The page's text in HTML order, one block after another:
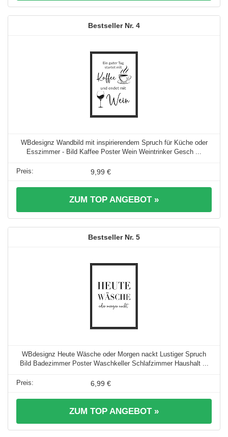
4
WBdesignz Wandbild mit inspirierendem Spruch für Küche oder
Esszimmer - Bild Kaffee Poster Wein Weintrinker Gesch ...
9,99 €
ZUM TOP ANGEBOT »
5
WBdesignz Heute Wäsche oder Morgen nackt Lustiger Spruch
Bild Badezimmer Poster Waschkeller Schlafzimmer Haushalt ...
6,99 €
ZUM TOP ANGEBOT »